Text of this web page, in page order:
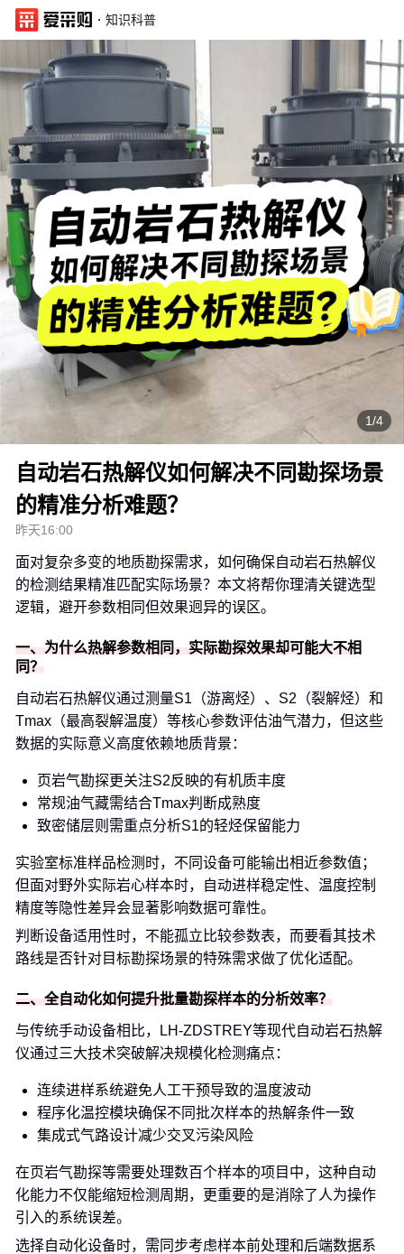
· 知识科普
1/4
自动岩石热解仪如何解决不同勘探场景
的精准分析难题？
昨天16:00
面对复杂多变的地质勘探需求，如何确保自动岩石热解仪
的检测结果精准匹配实际场景？本文将帮你理清关键选型
逻辑，避开参数相同但效果迥异的误区。
一、为什么热解参数相同，实际勘探效果却可能大不相
同？
自动岩石热解仪通过测量S1（游离烃）、S2（裂解烃）和
Tmax（最高裂解温度）等核心参数评估油气潜力，但这些
数据的实际意义高度依赖地质背景：
页岩气勘探更关注S2反映的有机质丰度
常规油气藏需结合Tmax判断成熟度
致密储层则需重点分析S1的轻烃保留能力
实验室标准样品检测时，不同设备可能输出相近参数值；
但面对野外实际岩心样本时，自动进样稳定性、温度控制
精度等隐性差异会显著影响数据可靠性。
判断设备适用性时，不能孤立比较参数表，而要看其技术
路线是否针对目标勘探场景的特殊需求做了优化适配。
二、全自动化如何提升批量勘探样本的分析效率？
与传统手动设备相比，LH-ZDSTREY等现代自动岩石热解
仪通过三大技术突破解决规模化检测痛点：
连续进样系统避免人工干预导致的温度波动
程序化温控模块确保不同批次样本的热解条件一致
集成式气路设计减少交叉污染风险
在页岩气勘探等需要处理数百个样本的项目中，这种自动
化能力不仅能缩短检测周期，更重要的是消除了人为操作
引入的系统误差。
选择自动化设备时，需同步考虑样本前处理和后端数据系